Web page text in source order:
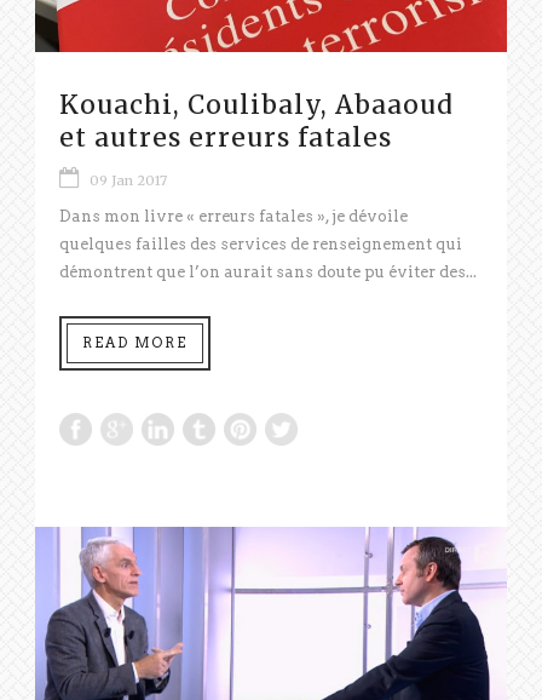
Kouachi, Coulibaly, Abaaoud
et autres erreurs fatales
09 Jan 2017
Dans mon livre « erreurs fatales », je dévoile
quelques failles des services de renseignement qui
démontrent que l’on aurait sans doute pu éviter des...
READ MORE